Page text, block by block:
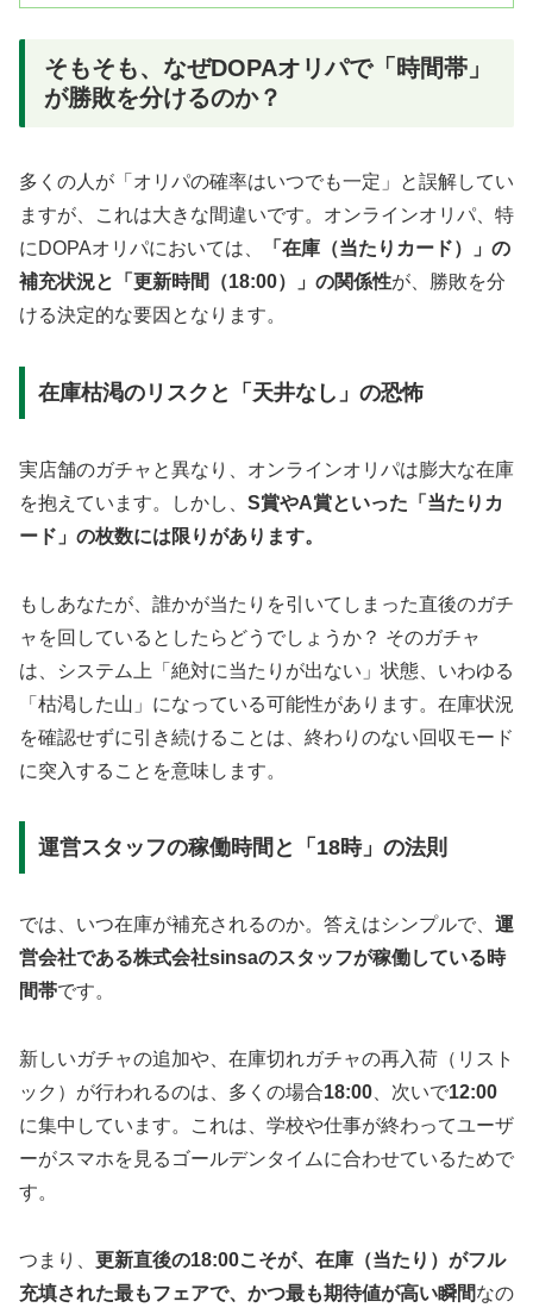
そもそも、なぜDOPAオリパで「時間帯」
が勝敗を分けるのか？
多くの人が「オリパの確率はいつでも一定」と誤解してい
ますが、これは大きな間違いです。オンラインオリパ、特
にDOPAオリパにおいては、
「在庫（当たりカード）」の
補充状況と「更新時間（18:00）」の関係性が、勝敗を分
ける決定的な要因となります。
在庫枯渇のリスクと「天井なし」の恐怖
実店舗のガチャと異なり、オンラインオリパは膨大な在庫
を抱えています。しかし、 S賞やA賞といった「当たりカ
ード」の枚数には限りがあります。
もしあなたが、誰かが当たりを引いてしまった直後のガチ
ャを回しているとしたらどうでしょうか？ そのガチャ
は、システム上「絶対に当たりが出ない」状態、いわゆる
「枯渇した山」になっている可能性があります。在庫状況
を確認せずに引き続けることは、終わりのない回収モード
に突入することを意味します。
運営スタッフの稼働時間と「18時」の法則
では、いつ在庫が補充されるのか。答えはシンプルで、 運
営会社である株式会社sinsaのスタッフが稼働している時
間帯です。
新しいガチャの追加や、在庫切れガチャの再入荷（リスト
ック）が行われるのは、多くの場合18:00 、次いで12:00
に集中しています。これは、学校や仕事が終わってユーザ
ーがスマホを見るゴールデンタイムに合わせているためで
す。
つまり、 更新直後の18:00こそが、在庫（当たり）がフル
充填された最もフェアで、かつ最も期待値が高い瞬間なの